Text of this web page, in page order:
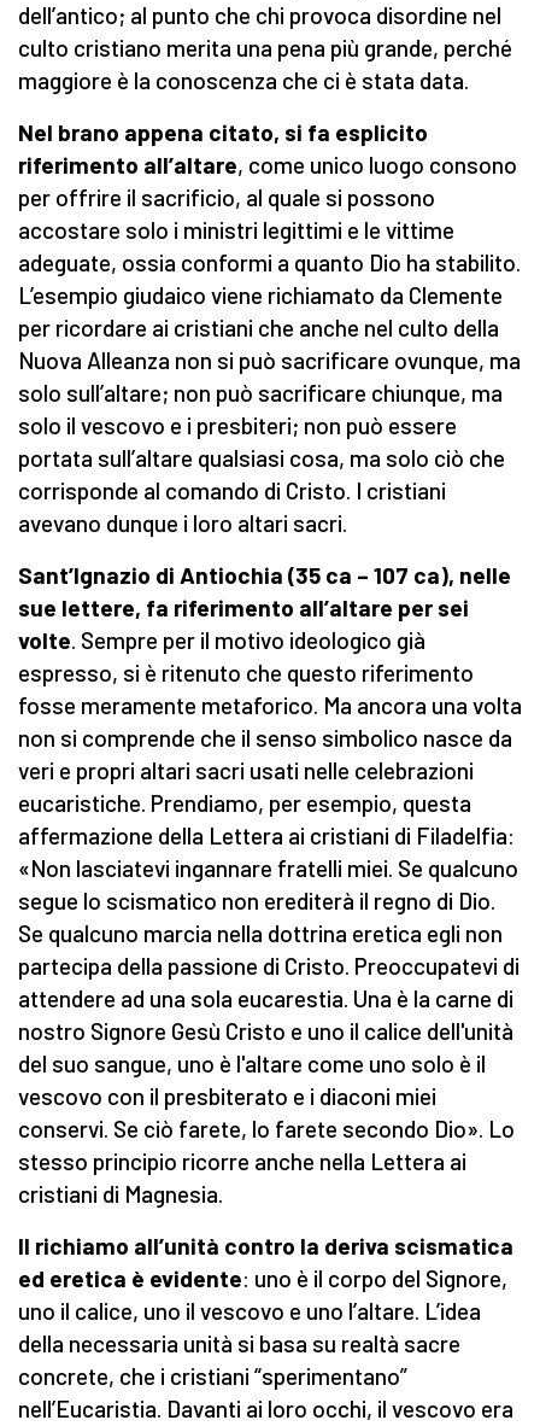
dell’antico; al punto che chi provoca disordine nel
culto cristiano merita una pena più grande, perché
maggiore è la conoscenza che ci è stata data.
Nel brano appena citato, si fa esplicito
riferimento all’altare, come unico luogo consono
per offrire il sacrificio, al quale si possono
accostare solo i ministri legittimi e le vittime
adeguate, ossia conformi a quanto Dio ha stabilito.
L’esempio giudaico viene richiamato da Clemente
per ricordare ai cristiani che anche nel culto della
Nuova Alleanza non si può sacrificare ovunque, ma
solo sull’altare; non può sacrificare chiunque, ma
solo il vescovo e i presbiteri; non può essere
portata sull’altare qualsiasi cosa, ma solo ciò che
corrisponde al comando di Cristo. I cristiani
avevano dunque i loro altari sacri.
Sant’Ignazio di Antiochia (35 ca – 107 ca), nelle
sue lettere, fa riferimento all’altare per sei
volte. Sempre per il motivo ideologico già
espresso, si è ritenuto che questo riferimento
fosse meramente metaforico. Ma ancora una volta
non si comprende che il senso simbolico nasce da
veri e propri altari sacri usati nelle celebrazioni
eucaristiche. Prendiamo, per esempio, questa
affermazione della Lettera ai cristiani di Filadelfia:
«Non lasciatevi ingannare fratelli miei. Se qualcuno
segue lo scismatico non erediterà il regno di Dio.
Se qualcuno marcia nella dottrina eretica egli non
partecipa della passione di Cristo. Preoccupatevi di
attendere ad una sola eucarestia. Una è la carne di
nostro Signore Gesù Cristo e uno il calice dell'unità
del suo sangue, uno è l'altare come uno solo è il
vescovo con il presbiterato e i diaconi miei
conservi. Se ciò farete, lo farete secondo Dio». Lo
stesso principio ricorre anche nella Lettera ai
cristiani di Magnesia.
Il richiamo all’unità contro la deriva scismatica
ed eretica è evidente: uno è il corpo del Signore,
uno il calice, uno il vescovo e uno l’altare. L’idea
della necessaria unità si basa su realtà sacre
concrete, che i cristiani “sperimentano”
nell’Eucaristia. Davanti ai loro occhi, il vescovo era